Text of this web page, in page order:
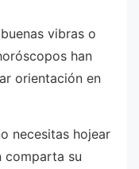
vibras o
han
orientación en
necesitas hojear
comparta su